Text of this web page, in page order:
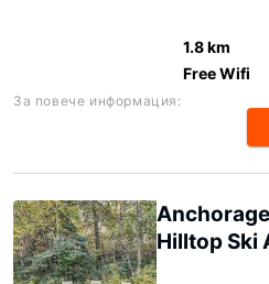
1.8 km
Free Wifi
За повече информация:
Hilltop Ski